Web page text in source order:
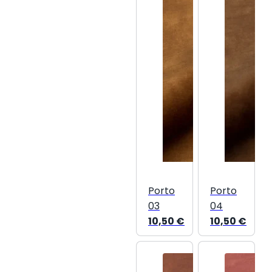
Porto
03
10,50 €
Porto
04
10,50 €